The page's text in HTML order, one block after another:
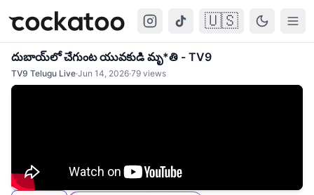
Cockatoo 🇺🇸
దుబాయ్‌లో చేగుంట యువకుడి మృ*తి - TV9
TV9 Telugu Live·Jun 14, 2026·79 views